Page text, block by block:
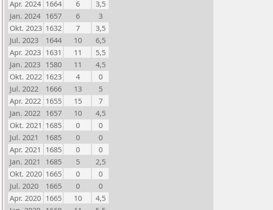
Apr. 2024 1664 6
3,5
Jan. 2024 1657 6
3
Okt. 2023 1632 7
3,5
Jul. 2023
1644 10
6,5
Apr. 2023 1631 11
5,5
Jan. 2023 1580 11
4,5
Okt. 2022 1623 4
0
Jul. 2022
1666 13
5
Apr. 2022 1655 15
7
Jan. 2022 1657 10
4,5
Okt. 2021 1685 0
0
Jul. 2021
1685 0
0
Apr. 2021 1685 0
0
Jan. 2021
1685 5
2,5
Okt. 2020 1665 0
0
Jul. 2020
1665 0
0
Apr. 2020 1665 10
4,5